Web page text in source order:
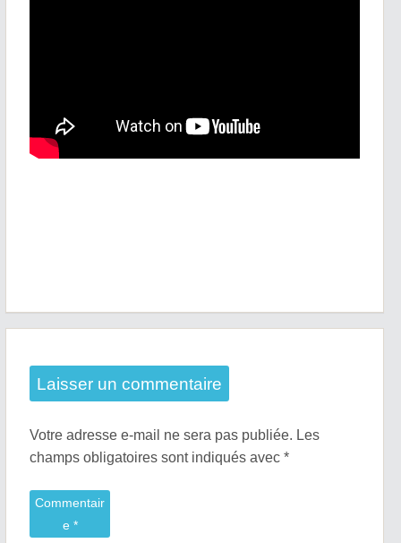
Laisser un commentaire
Votre adresse e-mail ne sera pas publiée. Les
champs obligatoires sont indiqués avec*
Commentair
e *